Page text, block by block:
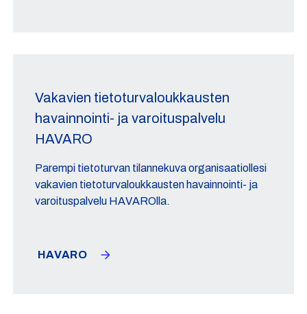
Vakavien tietoturvaloukkausten
havainnointi- ja varoituspalvelu
HAVARO
Parempi tietoturvan tilannekuva organisaatiollesi
vakavien tietoturvaloukkausten havainnointi- ja
varoituspalvelu HAVAROlla.
HAVARO